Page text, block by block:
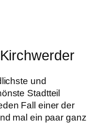
und
Stadtteil
Fall einer der
mal ein paar ganz